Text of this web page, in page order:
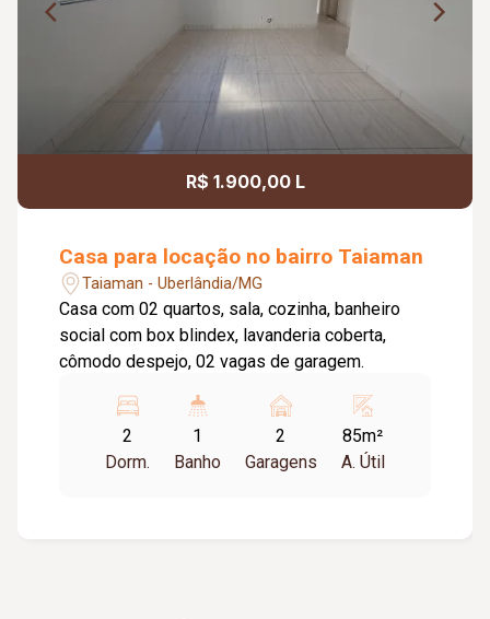
R$ 1.900,00 L
Casa para locação no bairro Taiaman
Taiaman - Uberlândia/MG
Casa com 02 quartos, sala, cozinha, banheiro
social com box blindex, lavanderia coberta,
cômodo despejo, 02 vagas de garagem.
2
Dorm.
1
Banho
2
Garagens
85m²
A. Útil